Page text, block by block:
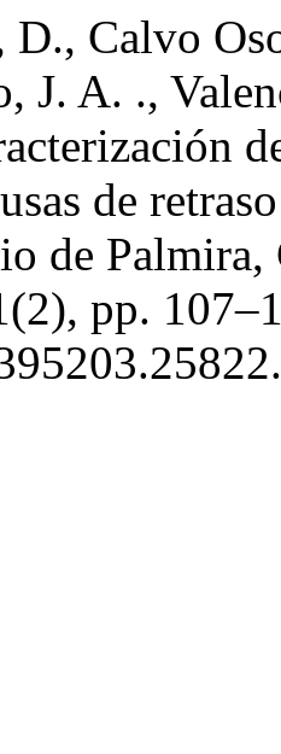
D., Calvo
J. A. .,
de
de
pp.